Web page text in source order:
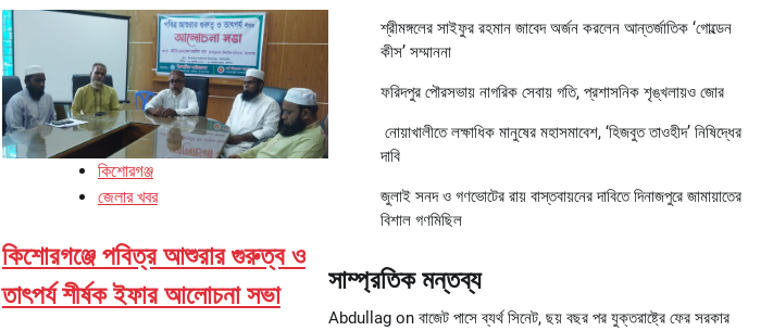
কিশোরগঞ্জ
জেলার খবর
কিশোরগঞ্জে পবিত্র আশুরার গুরুত্ব ও
তাৎপর্য শীর্ষক ইফার আলোচনা সভা
শ্রীমঙ্গলের সাইফুর রহমান জাবেদ অর্জন করলেন আন্তর্জাতিক ‘গোল্ডেন
কীস’ সম্মাননা
ফরিদপুর পৌরসভায় নাগরিক সেবায় গতি, প্রশাসনিক শৃঙ্খলায়ও জোর
নোয়াখালীতে লক্ষাধিক মানুষের মহাসমাবেশ, ‘হিজবুত তাওহীদ’ নিষিদ্ধের
দাবি
জুলাই সনদ ও গণভোটের রায় বাস্তবায়নের দাবিতে দিনাজপুরে জামায়াতের
বিশাল গণমিছিল
সাম্প্রতিক মন্তব্য
Abdullagon বাজেট পাসে ব্যর্থ সিনেট, ছয় বছর পর যুক্তরাষ্ট্রে ফের সরকার